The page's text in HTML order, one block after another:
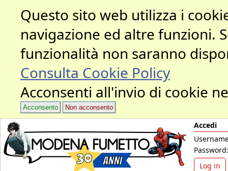
Questo sito web utilizza i
navigazione ed altre funzioni.
funzionalità non saranno
Consulta Cookie Policy
Acconsenti all'invio di cookie
Acconsento Non acconsento
Accedi
Password:
Log in